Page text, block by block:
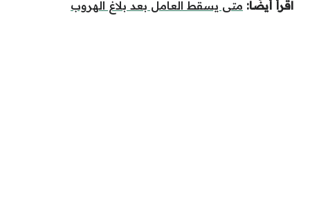
اقرأ أيضًا: متى يسقط العامل بعد بلاغ الهروب